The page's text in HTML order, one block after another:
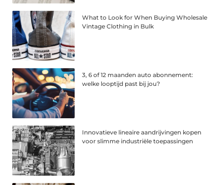
What to Look for When Buying Wholesale
Vintage Clothing in Bulk
3, 6 of 12 maanden auto abonnement:
welke looptijd past bij jou?
Innovatieve lineaire aandrijvingen kopen
voor slimme industriële toepassingen